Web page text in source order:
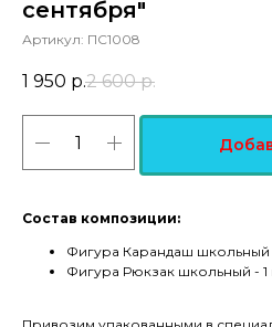
сентября"
Артикул: ПС1008
1 950 р.2 600 р.
Состав композиции:
Фигура Карандаш школьный
Фигура Рюкзак школьный - 1